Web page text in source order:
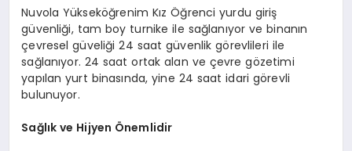
Nuvola Yükseköğrenim Kız Öğrenci yurdu giriş
güvenliği, tam boy turnike ile sağlanıyor ve binanın
çevresel güveliği 24 saat güvenlik görevlileri ile
sağlanıyor. 24 saat ortak alan ve çevre gözetimi
yapılan yurt binasında, yine 24 saat idari görevli
bulunuyor.
Sağlık ve Hijyen Önemlidir